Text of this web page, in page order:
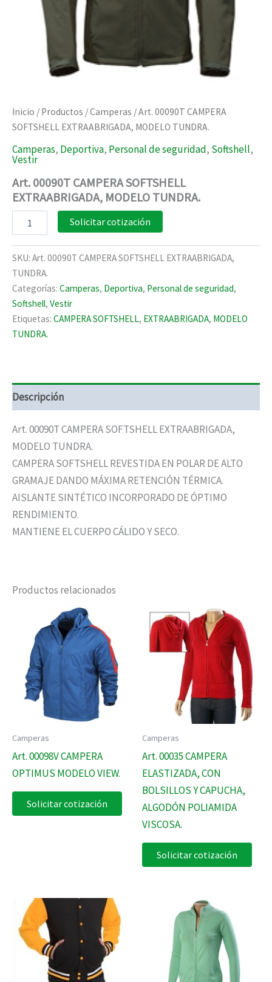
Inicio / Productos /Camperas / Art. 00090T CAMPERA
SOFTSHELL EXTRAABRIGADA, MODELO TUNDRA.
Camperas, Deportiva, Personal de seguridad, Softshell,
Vestir
Art. 00090T CAMPERA SOFTSHELL
EXTRAABRIGADA, MODELO TUNDRA.
00090T
SOFTSHELL
EXTRAABRIGADA,
MODELO
TUNDRA.
cantidad
Solicitar cotización
SKU: Art. 00090T CAMPERA SOFTSHELL EXTRAABRIGADA,
TUNDRA.
Categorías: Camperas, Deportiva, Personal de seguridad,
Softshell, Vestir
Etiquetas: CAMPERA SOFTSHELL, EXTRAABRIGADA, MODELO
TUNDRA.
Descripción
Art. 00090T CAMPERA SOFTSHELL EXTRAABRIGADA,
MODELO TUNDRA.
CAMPERA SOFTSHELL REVESTIDA EN POLAR DE ALTO
GRAMAJE DANDO MÁXIMA RETENCIÓN TÉRMICA.
AISLANTE SINTÉTICO INCORPORADO DE ÓPTIMO
RENDIMIENTO.
MANTIENE EL CUERPO CÁLIDO Y SECO.
Productos relacionados
Camperas
Art. 00098V CAMPERA
OPTIMUS MODELO VIEW.
Solicitar cotización
Camperas
Art. 00035 CAMPERA
ELASTIZADA, CON
BOLSILLOS Y CAPUCHA,
ALGODÓN POLIAMIDA
VISCOSA.
Solicitar cotización